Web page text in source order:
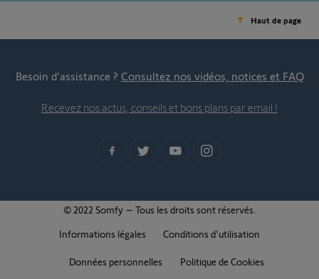
Haut de page
Besoin d’assistance ? Consultez nos vidéos, notices et FAQ
Recevez nos actus, conseils et bons plans par email !
© 2022 Somfy – Tous les droits sont réservés.
Informations légales
Conditions d'utilisation
Données personnelles Politique de Cookies